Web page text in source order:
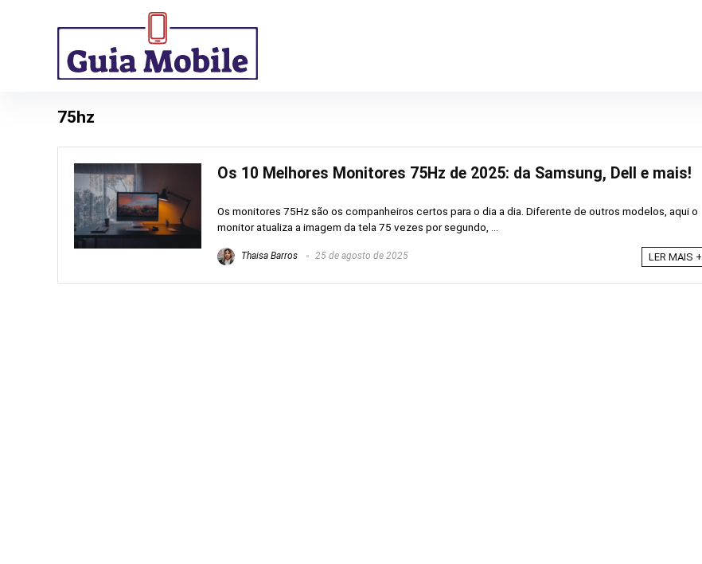
75hz
Os 10 Melhores Monitores 75Hz de 2025: da Samsung, Dell e mais!
Os monitores 75Hz são os companheiros certos para o dia a dia. Diferente de outros modelos, aqui o
monitor atualiza a imagem da tela 75 vezes por segundo, ...
Thaisa Barros 25 de agosto de 2025 LER MAIS +